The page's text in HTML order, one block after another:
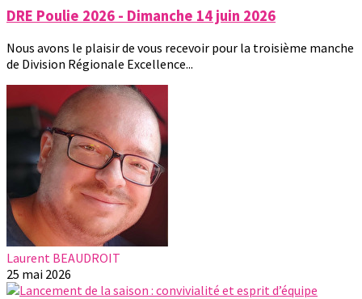
DRE Poulie 2026 - Dimanche 14 juin 2026
Nous avons le plaisir de vous recevoir pour la troisième manche
de Division Régionale Excellence...
Laurent BEAUDROIT
25 mai 2026